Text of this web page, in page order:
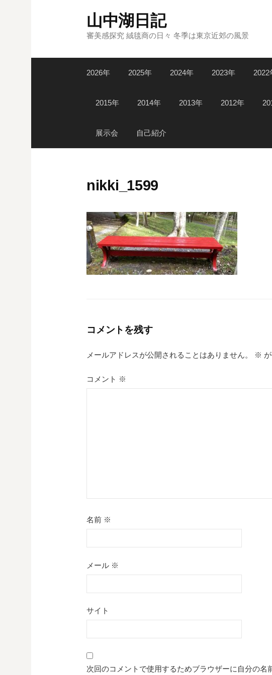
ツ
山中湖日記
審美感探究 絨毯商の日々 冬季は東京近郊の風景
2026年 2025年 2024年 2023年 2022
2015年 2014年 2013年 2012年
展示会 自己紹介
nikki_1599
コメントを残す
メールアドレスが公開されることはありません。 ※
コメント ※
名前 ※
メール ※
サイト
次回のコメントで使用するためブラウザーに自分の名